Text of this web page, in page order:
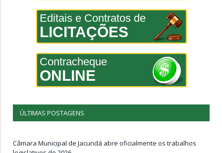
Editais e Contratos de
LICITAÇÕES
Contracheque
ONLINE
ÚLTIMAS POSTAGENS
Câmara Municipal de Jacundá abre oficialmente os trabalhos